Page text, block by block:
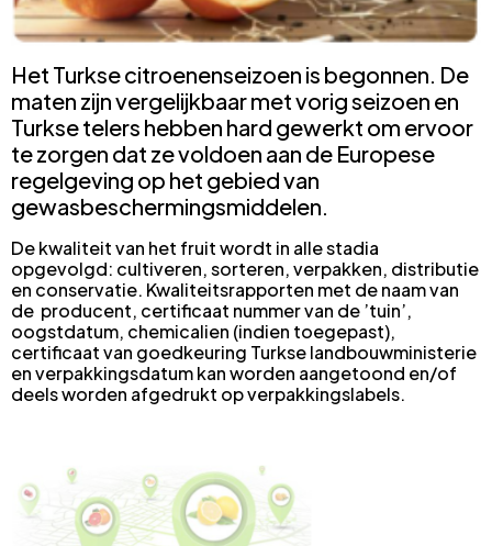
Het Turkse citroenenseizoen is begonnen. De
maten zijn vergelijkbaar met vorig seizoen en
Turkse telers hebben hard gewerkt om ervoor
te zorgen dat ze voldoen aan de Europese
regelgeving op het gebied van
gewasbeschermingsmiddelen.
De kwaliteit van het fruit wordt in alle stadia
opgevolgd: cultiveren, sorteren, verpakken, distributie
en conservatie. Kwaliteitsrapporten met de naam van
de producent, certificaat nummer van de ’tuin’,
oogstdatum, chemicalien (indien toegepast),
certificaat van goedkeuring Turkse landbouwministerie
en verpakkingsdatum kan worden aangetoond en/of
deels worden afgedrukt op verpakkingslabels.